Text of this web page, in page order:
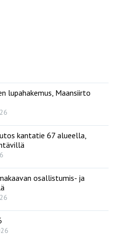
lupahakemus, Maansiirto
kantatie 67 alueella,
osallistumis- ja